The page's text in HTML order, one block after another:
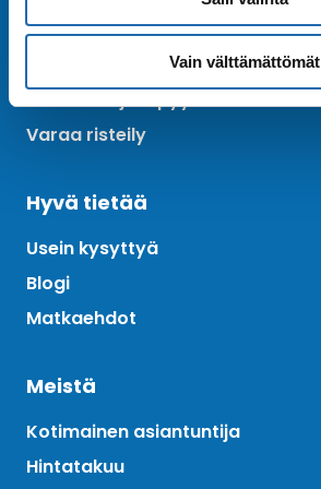
Vain välttämättömät
Ota yhteyttä
Varaa risteily
Hyvä tietää
Usein kysyttyä
Blogi
Matkaehdot
Meistä
Kotimainen asiantuntija
Hintatakuu